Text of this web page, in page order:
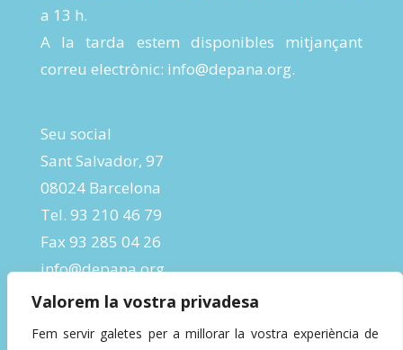
Valorem la vostra privadesa
Fem servir galetes per a millorar la vostra experiència de
a 13 h.
A la tarda estem disponibles mitjançant
correu electrònic: info@depana.org.
Seu social
Sant Salvador, 97
08024 Barcelona
Tel. 93 210 46 79
Fax 93 285 04 26
info@depana.org